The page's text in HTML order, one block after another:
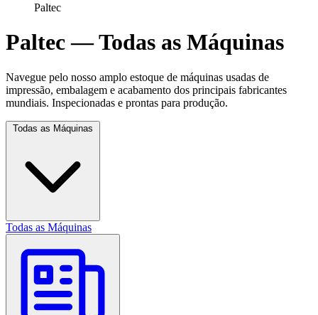
Paltec
Paltec — Todas as Máquinas
Navegue pelo nosso amplo estoque de máquinas usadas de
impressão, embalagem e acabamento dos principais fabricantes
mundiais. Inspecionadas e prontas para produção.
Todas as Máquinas
Todas as Máquinas